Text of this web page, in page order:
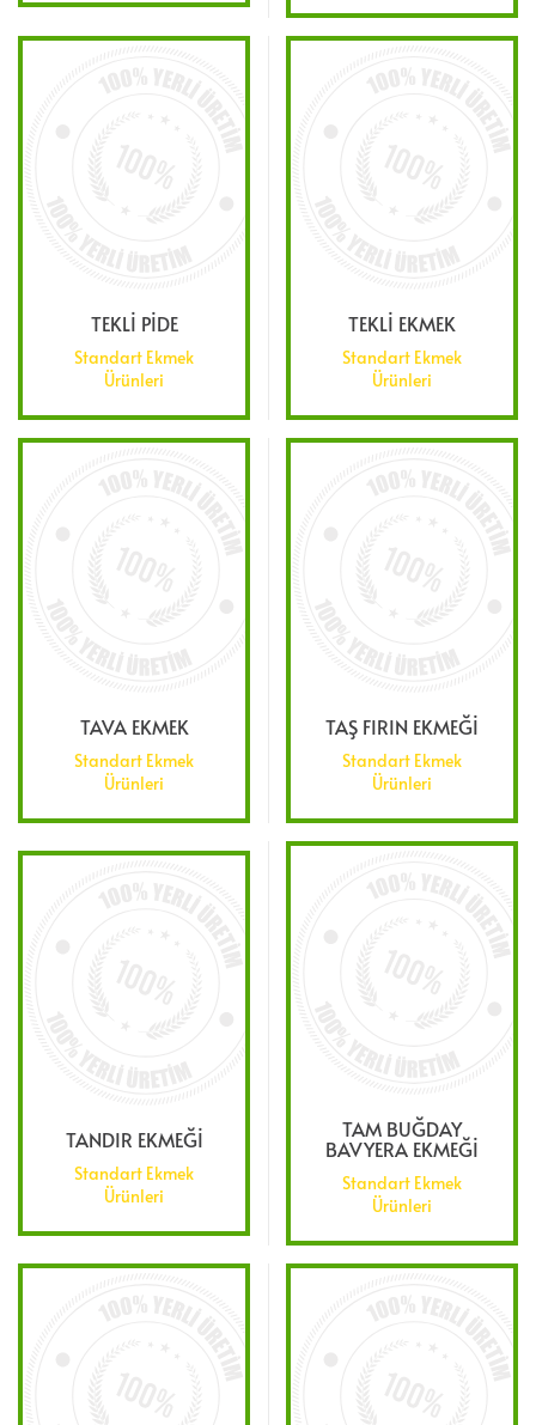
TEKLİ PİDE
Standart Ekmek
Ürünleri
TEKLİ EKMEK
Standart Ekmek
Ürünleri
TAVA EKMEK
Standart Ekmek
Ürünleri
TAŞ FIRIN EKMEĞİ
Standart Ekmek
Ürünleri
TANDIR EKMEĞİ
Standart Ekmek
Ürünleri
TAM BUĞDAY
BAVYERA EKMEĞİ
Standart Ekmek
Ürünleri